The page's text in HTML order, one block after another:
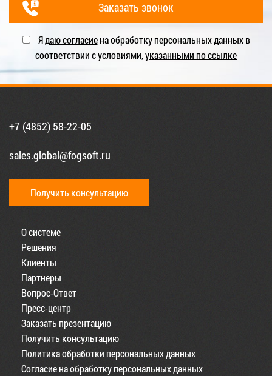
Ядаю согласиена обработку персональных данных в
соответствии с условиями,указанными по ссылке
+7 (4852) 58-22-05
sales.global@fogsoft.ru
Получить консультацию
О системе
Решения
Клиенты
Партнеры
Вопрос-Ответ
Пресс-центр
Заказать презентацию
Получить консультацию
Политика обработки персональных данных
Согласие на обработку персональных данных